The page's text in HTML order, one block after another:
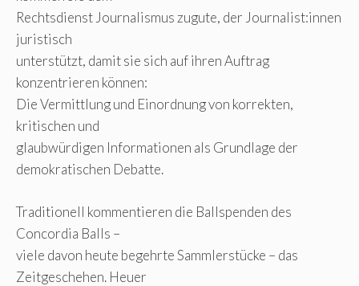
Rechtsdienst Journalismus zugute, der Journalist:innen
juristisch
unterstützt, damit sie sich auf ihren Auftrag
konzentrieren können:
Die Vermittlung und Einordnung von korrekten,
kritischen und
glaubwürdigen Informationen als Grundlage der
demokratischen Debatte.
Traditionell kommentieren die Ballspenden des
Concordia Balls –
viele davon heute begehrte Sammlerstücke – das
Zeitgeschehen. Heuer